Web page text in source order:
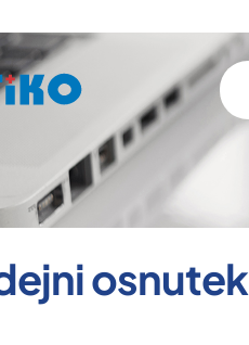
osnutek